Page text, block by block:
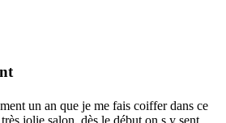
un an que je me fais coiffer dans ce